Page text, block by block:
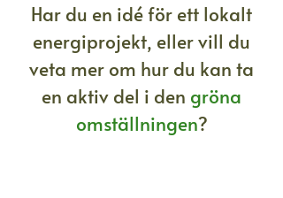
Har du en idé för ett lokalt
energiprojekt, eller vill du
veta mer om hur du kan ta
en aktiv del i den gröna
omställningen?